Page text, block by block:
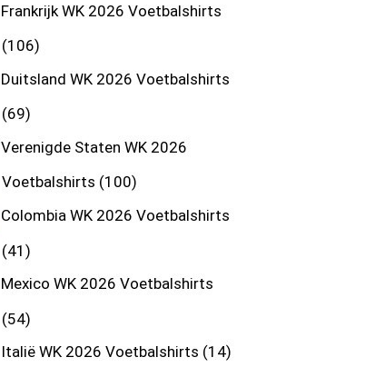
Frankrijk WK 2026 Voetbalshirts
106
Duitsland WK 2026 Voetbalshirts
69
Verenigde Staten WK 2026
Voetbalshirts 100
Colombia WK 2026 Voetbalshirts
41
Mexico WK 2026 Voetbalshirts
54
Italië WK 2026 Voetbalshirts 14